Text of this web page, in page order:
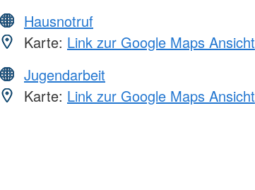
Hausnotruf
Karte: Link zur Google Maps Ansicht
Jugendarbeit
Karte: Link zur Google Maps Ansicht